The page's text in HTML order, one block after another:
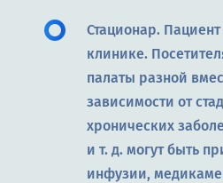
Стационар.
клинике.
палаты разной
зависимости от
хронических
и т. д. могут быть
инфузии,